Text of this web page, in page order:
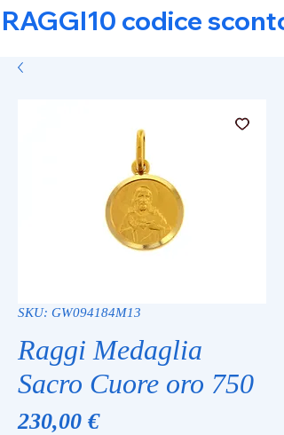
RAGGI10 codice
SKU: GW094184M13
Raggi Medaglia
Sacro Cuore oro 750
230,00 €Prezzo